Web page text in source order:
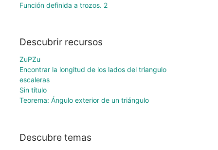
Función definida a trozos. 2
Descubrir recursos
ZuPZu
Encontrar la longitud de los lados del triangulo
escaleras
Sin título
Teorema: Ángulo exterior de un triángulo
Descubre temas